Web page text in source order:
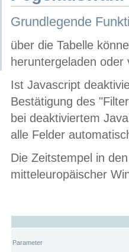
Grundlegende
über die Tabelle
heruntergeladen oder
Ist Javascript
Bestätigung des
bei deaktiviertem
alle Felder
Die Zeitstempel in
mitteleuropäischer
Parameter